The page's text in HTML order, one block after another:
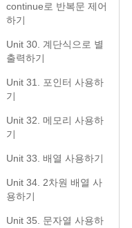
continue로 반복문 제어
하기
Unit 30. 계단식으로 별
출력하기
Unit 31. 포인터 사용하
기
Unit 32. 메모리 사용하
기
Unit 33. 배열 사용하기
Unit 34. 2차원 배열 사
용하기
Unit 35. 문자열 사용하